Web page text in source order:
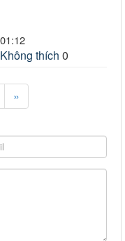
Không thích 0
»